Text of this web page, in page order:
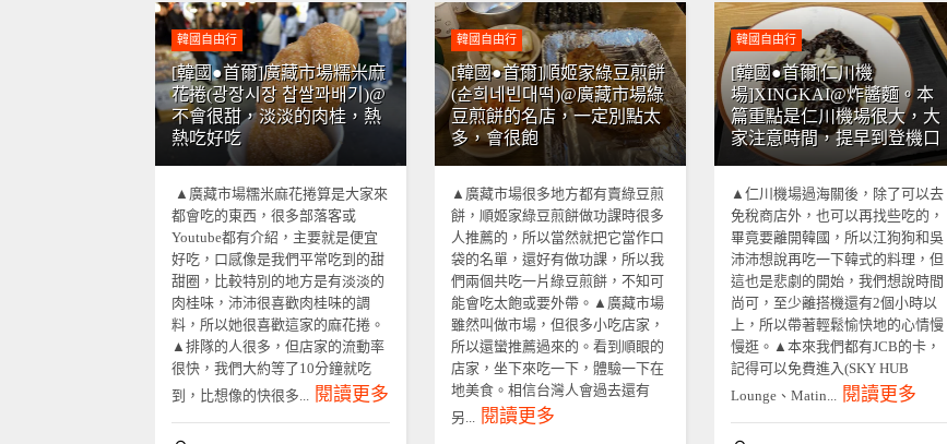
韓國自由行
[韓國●首爾]廣藏市場糯米麻
花捲(광장시장 찹쌀꽈배기)@
不會很甜，淡淡的肉桂，熱
熱吃好吃
▲廣藏市場糯米麻花捲算是大家來
都會吃的東西，很多部落客或
Youtube都有介紹，主要就是便宜
好吃，口感像是我們平常吃到的甜
甜圈，比較特別的地方是有淡淡的
肉桂味，沛沛很喜歡肉桂味的調
料，所以她很喜歡這家的麻花捲。
▲排隊的人很多，但店家的流動率
很快，我們大約等了10分鐘就吃
到，比想像的快很多...
閱讀更多
韓國自由行
[韓國●首爾]順姬家綠豆煎餅
(순희네빈대떡)@廣藏市場綠
豆煎餅的名店，一定別點太
多，會很飽
▲廣藏市場很多地方都有賣綠豆煎
餅，順姬家綠豆煎餅做功課時很多
人推薦的，所以當然就把它當作口
袋的名單，還好有做功課，所以我
們兩個共吃一片綠豆煎餅，不知可
能會吃太飽或要外帶。▲廣藏市場
雖然叫做市場，但很多小吃店家，
所以還蠻推薦過來的。看到順眼的
店家，坐下來吃一下，體驗一下在
地美食。相信台灣人會過去還有
另...
閱讀更多
韓國自由行
[韓國●首爾|仁川機
場]XINGKAI@炸醬麵。本
篇重點是仁川機場很大，大
家注意時間，提早到登機口
▲仁川機場過海關後，除了可以去
免稅商店外，也可以再找些吃的，
畢竟要離開韓國，所以江狗狗和吳
沛沛想說再吃一下韓式的料理，但
這也是悲劇的開始，我們想說時間
尚可，至少離搭機還有2個小時以
上，所以帶著輕鬆愉快地的心情慢
慢逛。▲本來我們都有JCB的卡，
記得可以免費進入(SKY HUB
Lounge、Matin...
閱讀更多